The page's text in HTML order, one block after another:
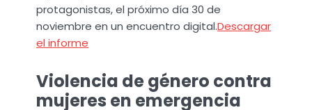
protagonistas, el próximo día 30 de
noviembre en un encuentro digital.Descargar
el informe
Violencia de género contra
mujeres en emergencia